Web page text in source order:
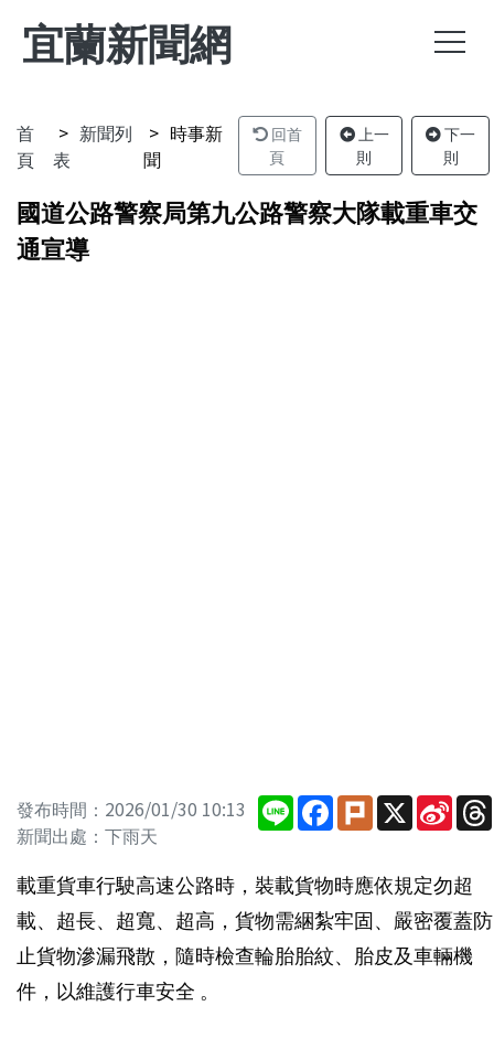
宜蘭新聞網
首
頁
新聞列
表
時事新
聞
回首
頁
上一
則
下一
則
國道公路警察局第九公路警察大隊載重車交
通宣導
發布時間：2026/01/30 10:13
新聞出處：下雨天
Line Facebook
PlurkX Sina
載重貨車行駛高速公路時，裝載貨物時應依規定勿超
載、超長、超寬、超高，貨物需綑紮牢固、嚴密覆蓋防
止貨物滲漏飛散，隨時檢查輪胎胎紋、胎皮及車輛機
件，以維護行車安全 。